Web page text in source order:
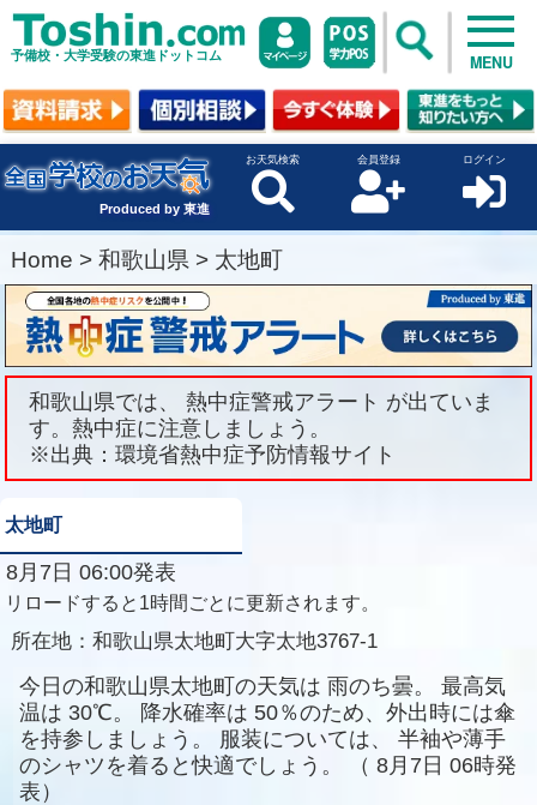
予備校・大学受験の東進ドットコム MENU
Produced by 東進
お天気検索 会員登録 ログイン
Home > 和歌山県 > 太地町
和歌山県では、 熱中症警戒アラート が出ていま
す。熱中症に注意しましょう。
※出典：環境省熱中症予防情報サイト
太地町
8月7日 06:00発表
リロードすると1時間ごとに更新されます。
所在地： 和歌山県太地町大字太地3767-1
今日の和歌山県太地町の天気は 雨のち曇。
最高気
温は 30℃。 降水確率は 50％のため、外出時には傘
を持参しましょう。
服装については、
半袖や薄手
のシャツを着ると快適でしょう。
（ 8月7日 06時発
表）